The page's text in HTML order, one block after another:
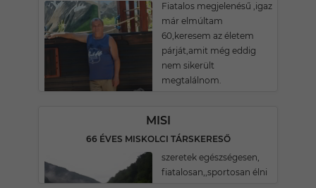
Fiatalos megjelenésű ,igaz
már elmúltam
60,keresem az életem
párját,amit még eddig
nem sikerült
megtalálnom.
MISI
66 ÉVES MISKOLCI TÁRSKERESŐ
szeretek egészségesen,
fiatalosan,,sportosan élni